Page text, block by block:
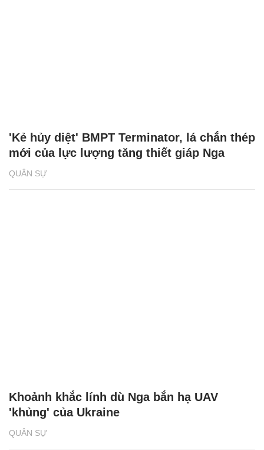
QUÂN SỰ
'Kẻ hủy diệt' BMPT Terminator, lá chắn thép
mới của lực lượng tăng thiết giáp Nga
QUÂN SỰ
Khoảnh khắc lính dù Nga bắn hạ UAV
'khủng' của Ukraine